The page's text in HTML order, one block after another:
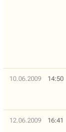
10.06.2009 14:50
12.06.2009 16:41